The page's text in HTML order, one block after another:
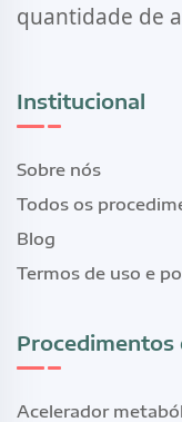
quantidade de
Institucional
Sobre nós
Todos os
Blog
Termos de uso e
Procedimentos
Acelerador